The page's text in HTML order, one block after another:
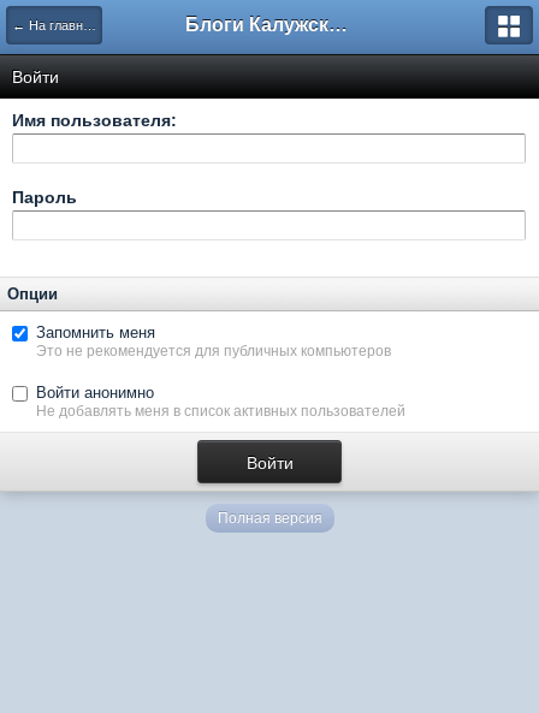
← На главную Блоги Калужского перекрестка
Войти
Имя пользователя:
Пароль
Опции
Запомнить меня
Это не рекомендуется для публичных компьютеров
Войти анонимно
Не добавлять меня в список активных пользователей
Полная версия